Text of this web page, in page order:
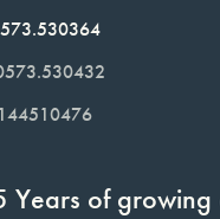
Years of growing